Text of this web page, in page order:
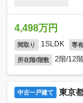
4,498万円
間取り 1SLDK 専
所在階/階数 2階/12
中古一戸建て 東京